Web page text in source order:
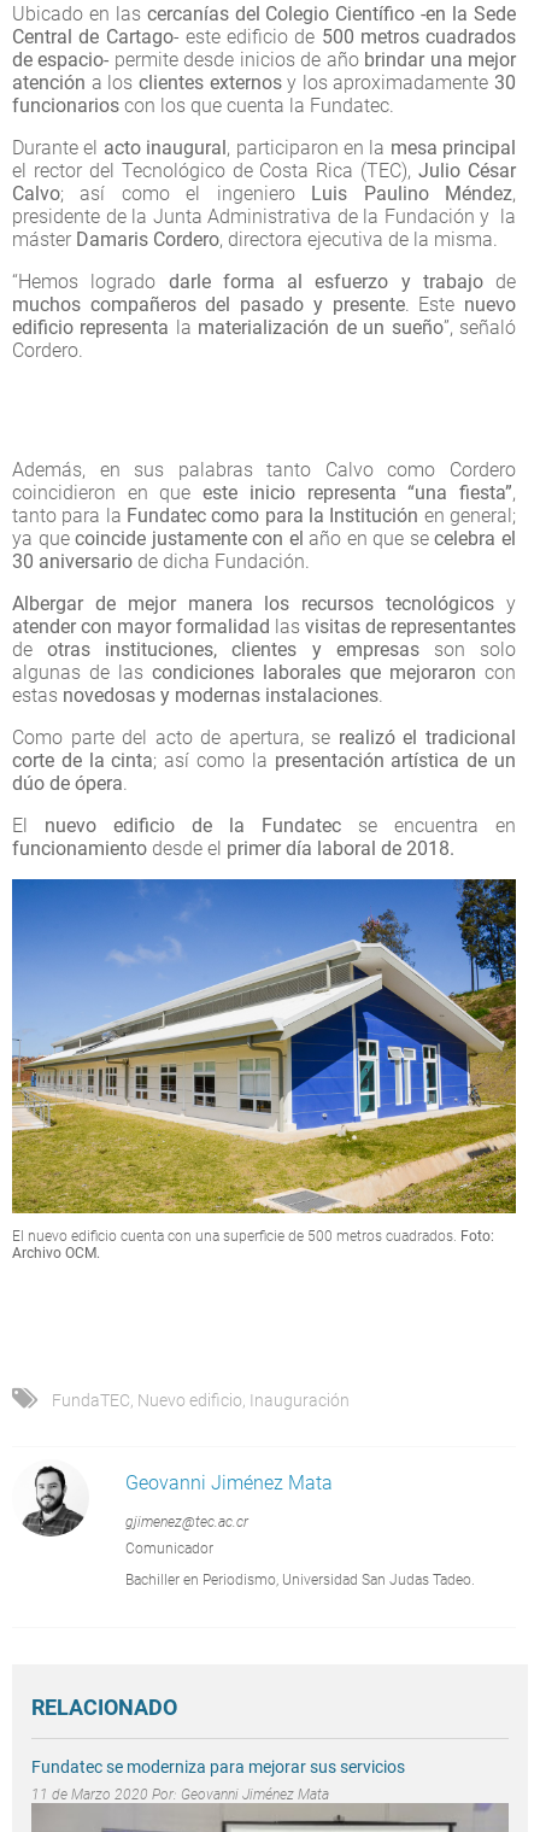
Ubicado en las cercanías del Colegio Científico -en la Sede
Central de Cartago- este edificio de 500 metros cuadrados
de espacio- permite desde inicios de año brindar una mejor
atención a los clientes externosy los aproximadamente 30
funcionarios con los que cuenta la Fundatec.
Durante el acto inaugural, participaron en la mesa principal
el rector del Tecnológico de Costa Rica (TEC),Julio César
Calvo; así como el ingeniero Luis Paulino Méndez,
presidente de la Junta Administrativa de la Fundación y la
máster Damaris Cordero, directora ejecutiva de la misma.
“Hemos logrado darle forma al esfuerzo y trabajode
muchos compañeros del pasado y presente. Este nuevo
edificio representa la materialización de un sueño”, señaló
Cordero.
Además, en sus palabras tanto Calvo como Cordero
coincidieron en queeste inicio representa “una fiesta”,
tanto para la Fundatec como para la Institución en general;
ya quecoincide justamente con el año en que secelebra el
30 aniversario de dicha Fundación.
Albergar de mejor manera los recursos tecnológicos y
atender con mayor formalidad las visitas de representantes
deotras instituciones, clientes y empresas son solo
algunas de las condiciones laborales que mejoraron con
estas novedosas y modernas instalaciones.
Como parte del acto de apertura, se realizó el tradicional
corte de la cinta; así como la presentación artística de un
dúo de ópera.
El nuevo edificio de la Fundatec se encuentra en
funcionamiento desde el primer día laboral de 2018.
El nuevo edificio cuenta con una superficie de 500 metros cuadrados. Foto:
Archivo OCM.
FundaTEC Nuevo edificio Inauguración
Geovanni Jiménez Mata
gjimenez@tec.ac.cr
Comunicador
Bachiller en Periodismo, Universidad San Judas Tadeo.
RELACIONADO
Fundatec se moderniza para mejorar sus servicios
11 de Marzo 2020 Por: Geovanni Jiménez Mata